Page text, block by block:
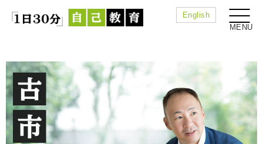
English